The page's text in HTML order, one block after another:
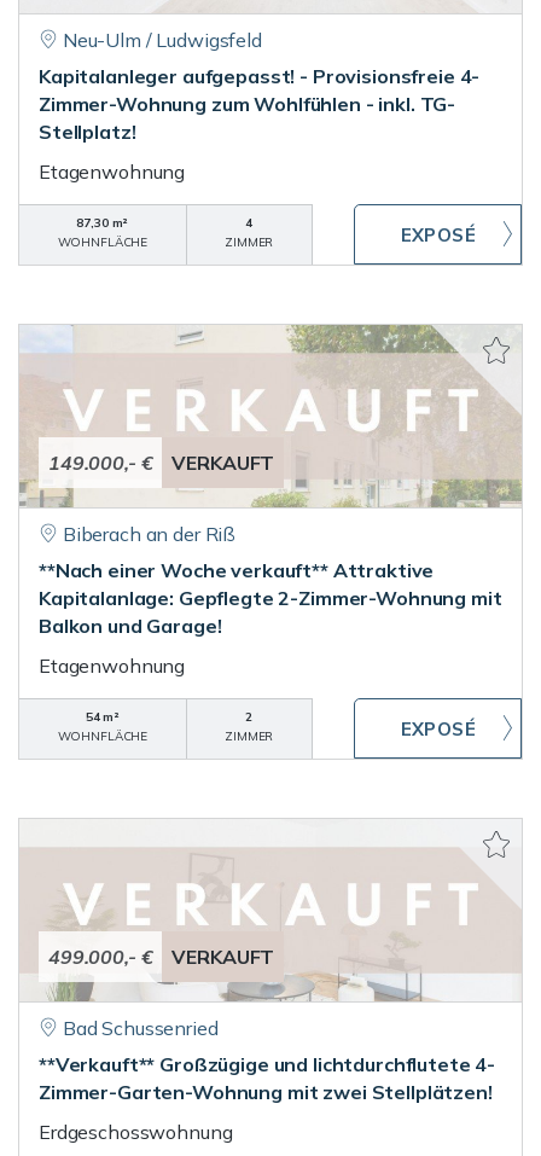
Neu-Ulm / Ludwigsfeld
Kapitalanleger aufgepasst! - Provisionsfreie 4-
Zimmer-Wohnung zum Wohlfühlen - inkl. TG-
Stellplatz!
Etagenwohnung
87,30 m²
WOHNFLÄCHE
4
ZIMMER
149.000,- € VERKAUFT
Biberach an der Riß
**Nach einer Woche verkauft** Attraktive
Kapitalanlage: Gepflegte 2-Zimmer-Wohnung mit
Balkon und Garage!
Etagenwohnung
54 m²
WOHNFLÄCHE
2
ZIMMER
499.000,- € VERKAUFT
Bad Schussenried
**Verkauft** Großzügige und lichtdurchflutete 4-
Zimmer-Garten-Wohnung mit zwei Stellplätzen!
Erdgeschosswohnung